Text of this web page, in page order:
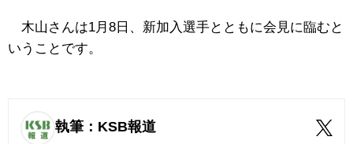
木山さんは1月8日、新加入選手とともに会見に臨むと
いうことです。
執筆：KSB報道